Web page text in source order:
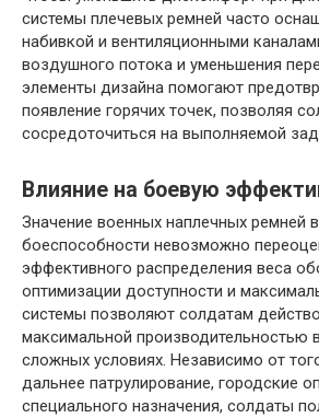
системы плечевых ремней часто
набивкой и вентиляционными
воздушного потока и уменьшения
элементы дизайна помогают
появление горячих точек, позволяя
сосредоточиться на выполняемой
Влияние на боевую
Значение военных наплечных ремней
боеспособности невозможно
эффективного распределения веса
оптимизации доступности и
системы позволяют солдатам
максимальной производительностью
сложных условиях. Независимо от
дальнее патрулирование, городские
специального назначения, солдаты